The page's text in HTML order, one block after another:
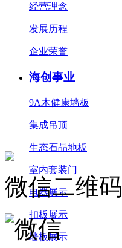
经营理念
发展历程
企业荣誉
海创事业
9A木健康墙板
集成吊顶
生态石晶地板
室内套装门
电器展示
扣板展示
墙板展示
微信二维码